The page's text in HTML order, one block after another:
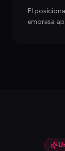
El
empresa